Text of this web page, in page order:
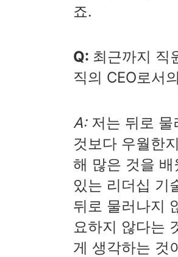
죠.
Q: 최근까지 직
직의 CEO로서
A:저는 뒤로 물
것보다 우월한
해 많은 것을
있는 리더십 기
뒤로 물러나지
요하지 않다는
게 생각하는 것